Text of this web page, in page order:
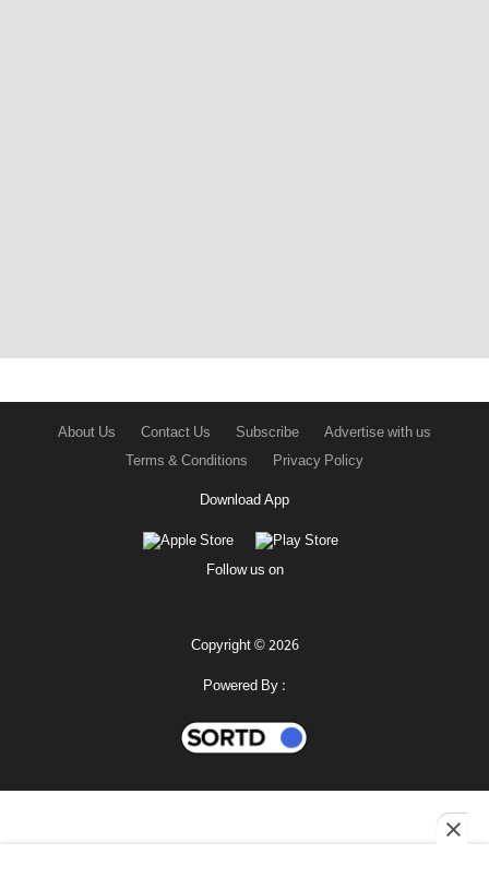
About Us Contact Us Subscribe
Advertise with us
Terms & Conditions
Privacy Policy
Download App
Follow us on
Copyright © 2026
Powered By :